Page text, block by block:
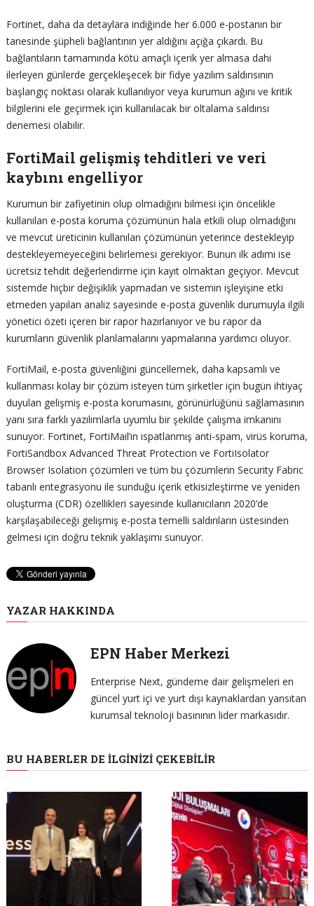
Fortinet, daha da detaylara indiğinde her 6.000 e-postanın bir
tanesinde şüpheli bağlantının yer aldığını açığa çıkardı. Bu
bağlantıların tamamında kötü amaçlı içerik yer almasa dahi
ilerleyen günlerde gerçekleşecek bir fidye yazılım saldırısının
başlangıç noktası olarak kullanılıyor veya kurumun ağını ve kritik
bilgilerini ele geçirmek için kullanılacak bir oltalama saldırısı
denemesi olabilir.
FortiMail gelişmiş tehditleri ve veri
kaybını engelliyor
Kurumun bir zafiyetinin olup olmadığını bilmesi için öncelikle
kullanılan e-posta koruma çözümünün hala etkili olup olmadığını
ve mevcut üreticinin kullanılan çözümünün yeterince destekleyip
destekleyemeyeceğini belirlemesi gerekiyor. Bunun ilk adımı ise
ücretsiz tehdit değerlendirme için kayıt olmaktan geçiyor. Mevcut
sistemde hiçbir değişiklik yapmadan ve sistemin işleyişine etki
etmeden yapılan analiz sayesinde e-posta güvenlik durumuyla ilgili
yönetici özeti içeren bir rapor hazırlanıyor ve bu rapor da
kurumların güvenlik planlamalarını yapmalarına yardımcı oluyor.
FortiMail, e-posta güvenliğini güncellemek, daha kapsamlı ve
kullanması kolay bir çözüm isteyen tüm şirketler için bugün ihtiyaç
duyulan gelişmiş e-posta korumasını, görünürlüğünü sağlamasının
yanı sıra farklı yazılımlarla uyumlu bir şekilde çalışma imkanını
sunuyor. Fortinet, FortiMail’ın ispatlanmış anti-spam, virüs koruma,
FortiSandbox Advanced Threat Protection ve FortiIsolator
Browser Isolation çözümleri ve tüm bu çözümlerin Security Fabric
tabanlı entegrasyonu ile sunduğu içerik etkisizleştirme ve yeniden
oluşturma (CDR) özellikleri sayesinde kullanıcıların 2020’de
karşılaşabileceği gelişmiş e-posta temelli saldırıların üstesinden
gelmesi için doğru teknik yaklaşımı sunuyor.
YAZAR HAKKINDA
EPN Haber Merkezi
Enterprise Next, gündeme dair gelişmeleri en
güncel yurt içi ve yurt dışı kaynaklardan yansıtan
kurumsal teknoloji basınının lider markasıdır.
BU HABERLER DE İLGINIZI ÇEKEBILIR